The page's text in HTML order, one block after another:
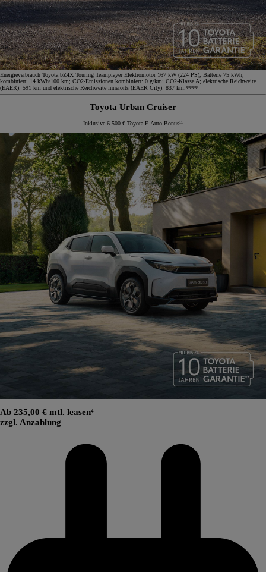
Energieverbrauch Toyota bZ4X Touring Teamplayer Elektromotor 167 kW (224 PS), Batterie 75 kWh;
kombiniert: 14 kWh/100 km; CO2-Emissionen kombiniert: 0 g/km; CO2-Klasse A; elektrische Reichweite
(EAER): 591 km und elektrische Reichweite innerorts (EAER City): 837 km.****
Toyota Urban Cruiser
Inklusive 6.500 € Toyota E-Auto Bonus¹¹
Ab 235,00 € mtl. leasen⁴
zzgl. Anzahlung